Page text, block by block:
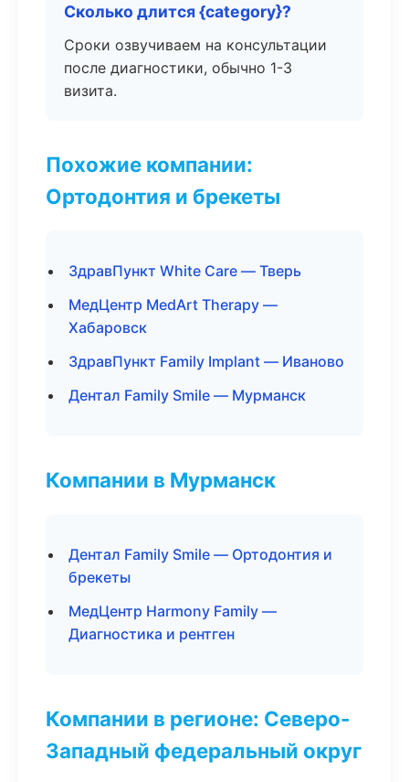
Сколько длится {category}?
Сроки озвучиваем на консультации
после диагностики, обычно 1-3
визита.
Похожие компании:
Ортодонтия и брекеты
ЗдравПункт White Care — Тверь
МедЦентр MedArt Therapy —
Хабаровск
ЗдравПункт Family Implant — Иваново
Дентал Family Smile — Мурманск
Компании в Мурманск
Дентал Family Smile — Ортодонтия и
брекеты
МедЦентр Harmony Family —
Диагностика и рентген
Компании в регионе: Северо-
Западный федеральный округ